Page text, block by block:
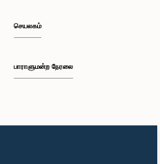
செயலகம்
பாராளுமன்ற நேரலை